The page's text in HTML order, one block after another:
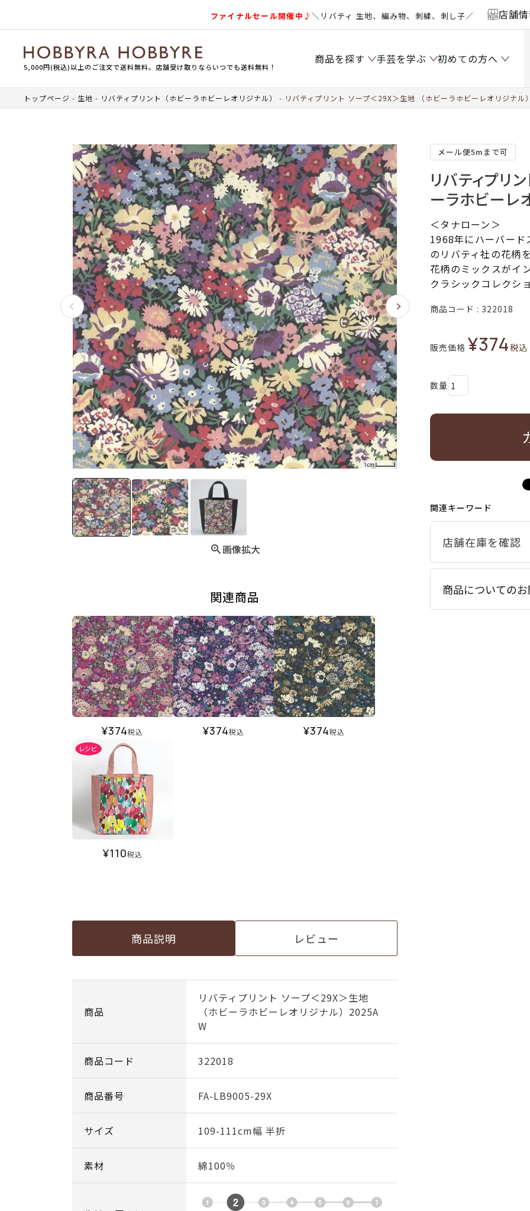
ファイナルセール開催中♪＼リバティ 生地、編み物、刺繍、刺し子／ 店舗
5,000円(税込)以上のご注文で送料無料。店舗受け取りならいつでも送料無料！
商品を探す 手芸を学ぶ 初めての方へ
トップページ 生地 リバティプリント（ホビーラホビーレオリジナル） リバティプリント ソープ＜29X＞生地 （ホビーラホビーレオリジナル
画像拡大
関連商品
¥374税込 ¥374税込 ¥374税込
¥110税込
商品説明 レビュー
商品
リバティプリント ソープ＜29X＞生地
（ホビーラホビーレオリジナル）2025A
W
商品コード 322018
商品番号 FA-LB9005-29X
サイズ 109-111cm幅 半折
素材 綿100％
メール便5mまで可
リバティプリ
ーラホビーレ
＜タナローン＞
1968年にハーバード
のリバティ社の花柄
花柄のミックスがイ
クラシックコレクシ
商品コード 322018
販売価格 ¥374税込
関連キーワード
商品についての